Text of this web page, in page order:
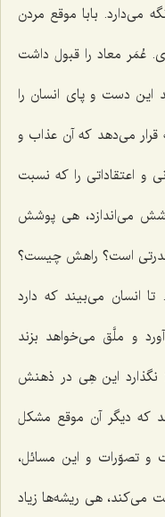
می‌دارد. بابا موقع مردن
عُمَر معاد را قبول داشت
دست و پای انسان را
می‌دهد كه آن عذاب و
و اعتقاداتی را كه نسبت
می‌اندازد، هی پوشش
قدرتی است؟ راهش چیست؟
می‌بیند كه دارد
و ملَّق می‌خواهد بزند
نگذارد این هِی در ذهنش
كه دیگر آن موقع مشكل
و تصوّرات و این مسائل،
می‌كند، هی ریشه‌ها زیاد